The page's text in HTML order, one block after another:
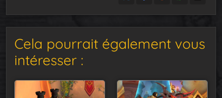
Cela pourrait également vous
intéresser :